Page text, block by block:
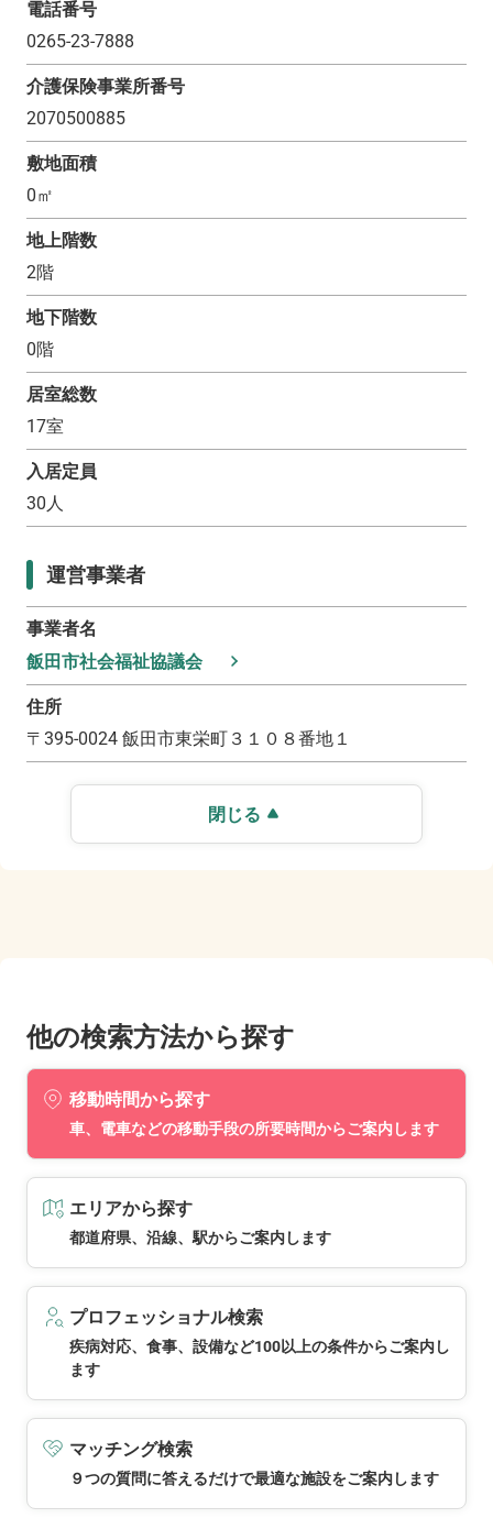
電話番号
0265-23-7888
介護保険事業所番号
2070500885
敷地面積
0㎡
地上階数
2階
地下階数
0階
居室総数
17室
入居定員
30人
運営事業者
事業者名
飯田市社会福祉協議会
住所
〒 395-0024 飯田市東栄町３１０８番地１
閉じる
他の検索方法から探す
移動時間から探す
車、電車などの移動手段の所要時間からご案内します
エリアから探す
都道府県、沿線、駅からご案内します
プロフェッショナル検索
疾病対応、食事、設備など100以上の条件からご案内し
ます
マッチング検索
９つの質問に答えるだけで最適な施設をご案内します